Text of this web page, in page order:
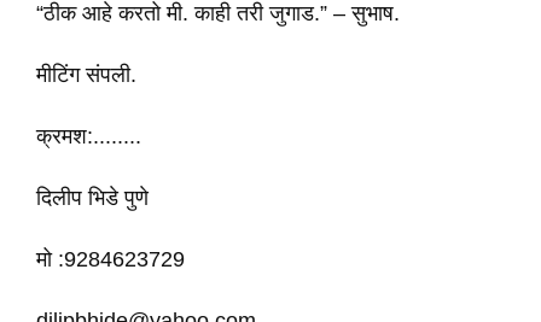
“ठीक आहे करतो मी. काही तरी जुगाड.” – सुभाष.
मीटिंग संपली.
क्रमश:........
दिलीप भिडे पुणे
मो :9284623729